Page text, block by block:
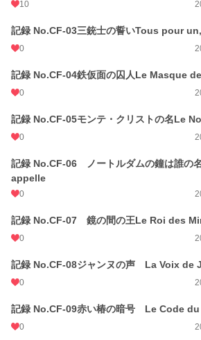
10
記録 No.CF-03三銃士の誓いTous pour
0
記録 No.CF-04鉄仮面の囚人Le Masque
0
記録 No.CF-05モンテ・クリストの名Le
0
記録 No.CF-06 ノートルダムの鐘は誰の
appelle
0
記録 No.CF-07 鏡の間の王Le Roi des
0
記録 No.CF-08ジャンヌの声 La Voix de
0
記録 No.CF-09赤い椿の暗号 Le Code
0